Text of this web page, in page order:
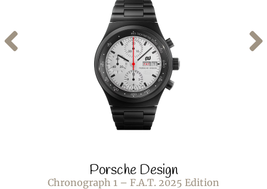
Porsche Design
Chronograph 1 – F.A.T. 2025 Edition